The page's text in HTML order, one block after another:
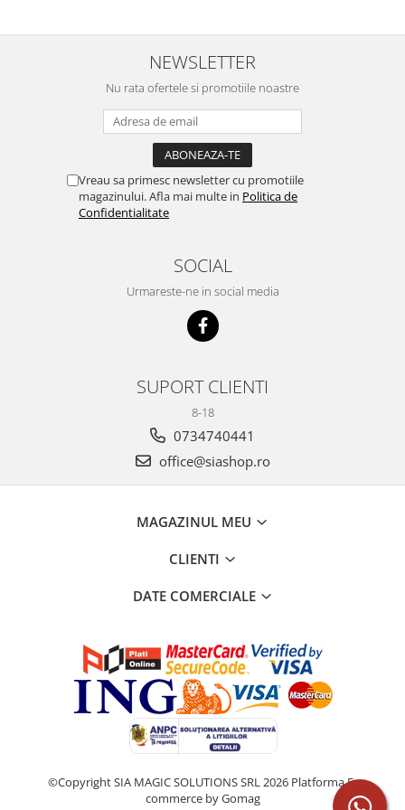
NEWSLETTER
Nu rata ofertele si promotiile noastre
Vreau sa primesc newsletter cu promotiile
magazinului. Afla mai multe in Politica de
Confidentialitate
SOCIAL
Urmareste-ne in social media
SUPORT CLIENTI
8-18
0734740441
office@siashop.ro
MAGAZINUL MEU
CLIENTI
DATE COMERCIALE
©Copyright SIA MAGIC SOLUTIONS SRL 2026 Platforma E-
commerce by Gomag